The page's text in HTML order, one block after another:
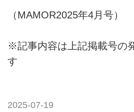
（MAMOR2025年4月号）
※記事内容は上記掲載号の
す
2025-07-19